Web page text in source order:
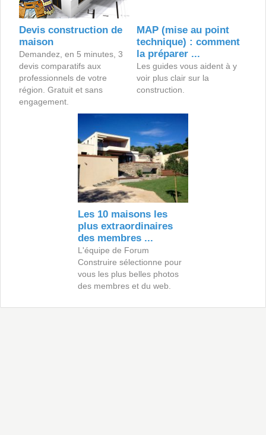
Devis construction de
maison
Demandez, en 5 minutes, 3
devis comparatifs aux
professionnels de votre
région. Gratuit et sans
engagement.
MAP (mise au point
technique) : comment
la préparer ...
Les guides vous aident à y
voir plus clair sur la
construction.
Les 10 maisons les
plus extraordinaires
des membres ...
L'équipe de Forum
Construire sélectionne pour
vous les plus belles photos
des membres et du web.